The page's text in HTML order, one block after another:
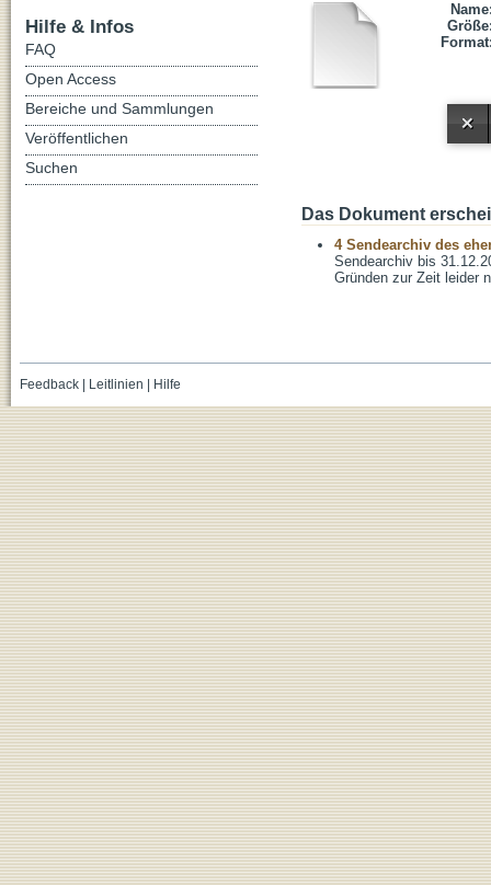
Das Dokument
4 Sendearchiv des
Sendearchiv bis
Gründen zur Zeit leider
Hilfe & Infos
FAQ
Open Access
Bereiche und Sammlungen
Veröffentlichen
Suchen
Feedback| Leitlinien Hilfe